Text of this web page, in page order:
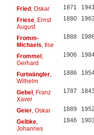
Fried, Oskar 1871 1941
Friese, Ernst
August
1880 1963
Fromm-
Michaels , Ilse
1888 1986
Frommel,
Gerhard
1906
Furtwängler,
Wilhelm
1886
Gebel, Franz
Xaver
1787 1843
Geier, Oskar 1889 1952
Gelbke,
Johannes
1846 1903